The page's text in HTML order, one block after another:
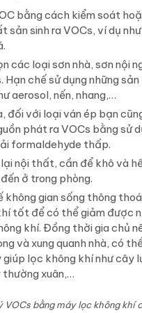
bằng cách kiểm soát
sản sinh ra VOCs, ví dụ
các loại sơn nhà, sơn nội
Hạn chế sử dụng những
aerosol, nến, nhang,…
đối với loại ván ép bạn
phát ra VOCs bằng sử
formaldehyde thấp.
nội thất, cần để khô và
ở trong phòng.
không gian sống thông
tốt để có thể giảm được
khí. Đồng thời gia chủ
và xung quanh nhà, có
giúp lọc không khí như cây
thường xuân,…
VOCs bằng máy lọc không khí